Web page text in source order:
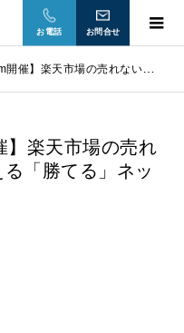
お電話 お問合せ
を解消！ガチで教える「勝てる」ネットショップの作り方
】楽天市場の売れ
「勝てる」ネッ